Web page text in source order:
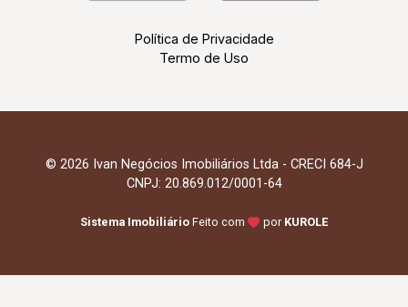
Política de Privacidade
Termo de Uso
© 2026 Ivan Negócios Imobiliários Ltda - CRECI 684-J
CNPJ: 20.869.012/0001-64
Sistema Imobiliário Feito com por KUROLE